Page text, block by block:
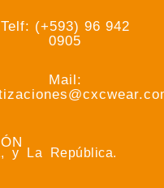
Telf: (+593) 96 942
0905
Mail:
y La República.